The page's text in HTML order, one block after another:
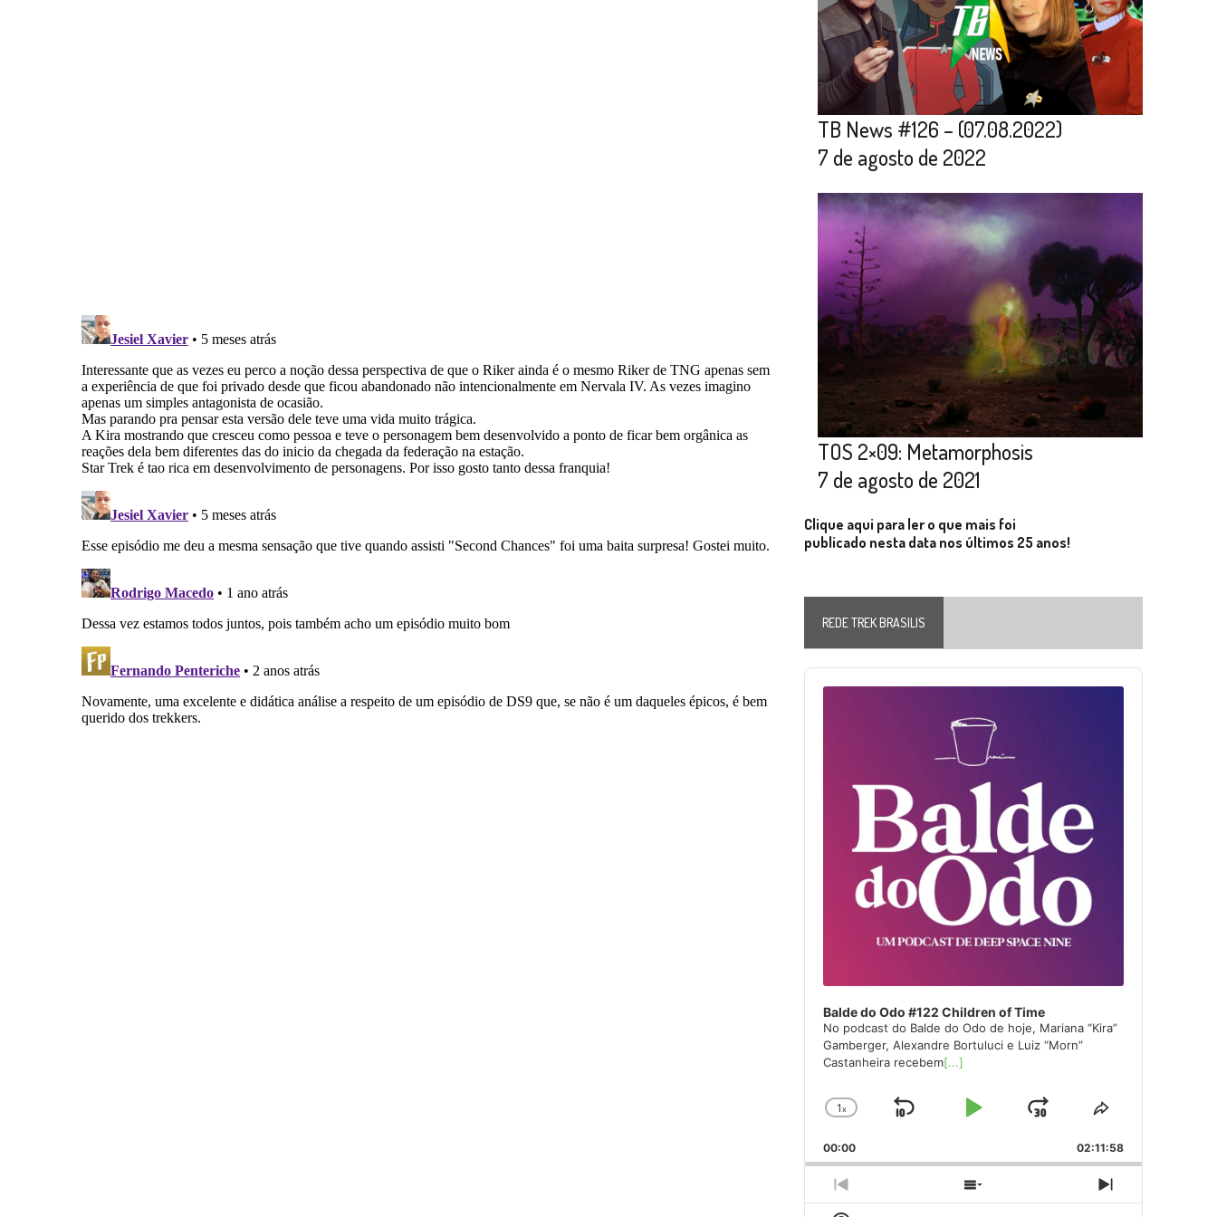
TB News #126 – (07.08.2022)
7 de agosto de 2022
TOS 2×09: Metamorphosis
7 de agosto de 2021
Clique aqui para ler o que mais foi
publicado nesta data nos últimos 25 anos!
REDE TREK BRASILIS
Audio
Player
Balde do Odo #122 Children of Time
No podcast do Balde do Odo de hoje, Mariana “Kira”
Gamberger, Alexandre Bortuluci e Luiz “Morn”
Castanheira recebem[...]
Change
Rate
1x
Skip
Play
Jump
Forward
Share
Episode
00:00 02:11:58
Previous
Episode
Show
Next